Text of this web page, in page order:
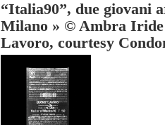
“Italia90”, due giovani
Milano » © Ambra Iride
Lavoro, courtesy